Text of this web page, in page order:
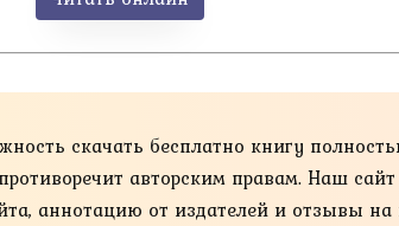
скачать бесплатно книгу
авторским правам. Наш
аннотацию от издателей и отзывы